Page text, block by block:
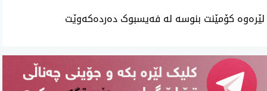
لێرەوە کۆمێنت بنوسە لە فەیسبوک دەردەکەوێت